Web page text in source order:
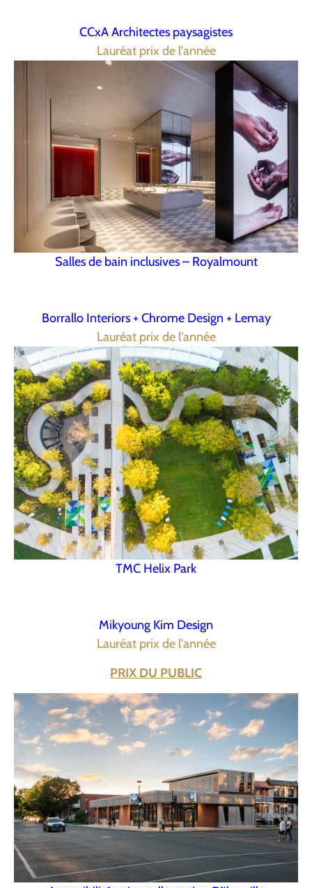
CCxA Architectes paysagistes
Lauréat prix de l'année
Salles de bain inclusives – Royalmount
Borrallo Interiors + Chrome Design + Lemay
Lauréat prix de l'année
TMC Helix Park
Mikyoung Kim Design
Lauréat prix de l'année
PRIX DU PUBLIC